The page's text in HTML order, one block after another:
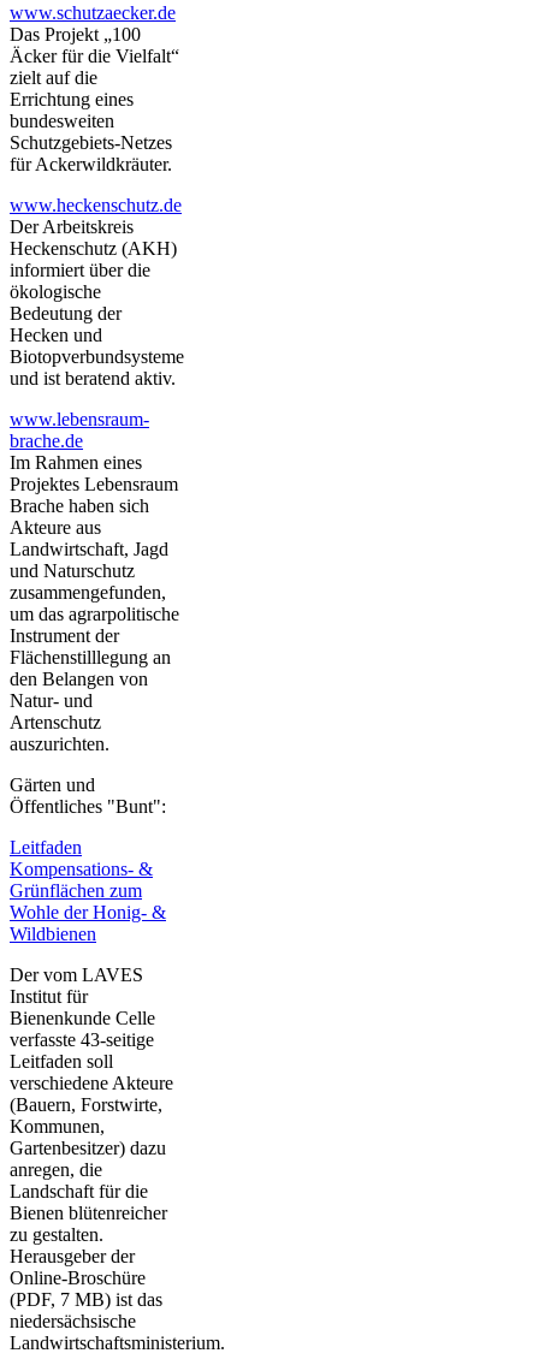
www.schutzaecker.de
Das Projekt „100
Äcker für die Vielfalt“
zielt auf die
Errichtung eines
bundesweiten
Schutzgebiets-Netzes
für Ackerwildkräuter.
www.heckenschutz.de
Der Arbeitskreis
Heckenschutz (AKH)
informiert über die
ökologische
Bedeutung der
Hecken und
Biotopverbundsysteme
und ist beratend aktiv.
www.lebensraum-
brache.de
Im Rahmen eines
Projektes Lebensraum
Brache haben sich
Akteure aus
Landwirtschaft, Jagd
und Naturschutz
zusammengefunden,
um das agrarpolitische
Instrument der
Flächenstilllegung an
den Belangen von
Natur- und
Artenschutz
auszurichten.
Gärten und
Öffentliches "Bunt":
Leitfaden
Kompensations- &
Grünflächen zum
Wohle der Honig- &
Wildbienen
Der vom LAVES
Institut für
Bienenkunde Celle
verfasste 43-seitige
Leitfaden soll
verschiedene Akteure
(Bauern, Forstwirte,
Kommunen,
Gartenbesitzer) dazu
anregen, die
Landschaft für die
Bienen blütenreicher
zu gestalten.
Herausgeber der
Online-Broschüre
(PDF, 7 MB) ist das
niedersächsische
Landwirtschaftsministerium.